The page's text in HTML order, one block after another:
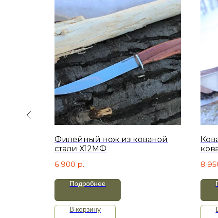
Филейный нож из кованой
стали Х12МФ
6 900 р.
Подробнее
В корзину
8